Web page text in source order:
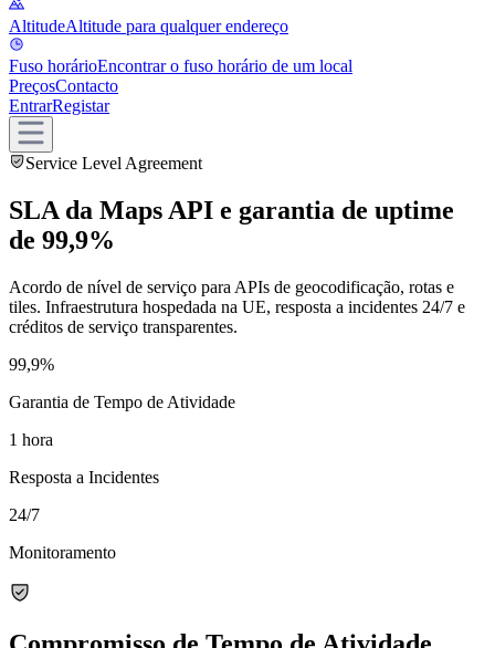
AltitudeAltitude para qualquer endereço
Fuso horárioEncontrar o fuso horário de um local
PreçosContacto
EntrarRegistar
Service Level Agreement
SLA da Maps API e garantia de uptime
de 99,9%
Acordo de nível de serviço para APIs de geocodificação, rotas e
tiles. Infraestrutura hospedada na UE, resposta a incidentes 24/7 e
créditos de serviço transparentes.
99,9%
Garantia de Tempo de Atividade
1 hora
Resposta a Incidentes
24/7
Monitoramento